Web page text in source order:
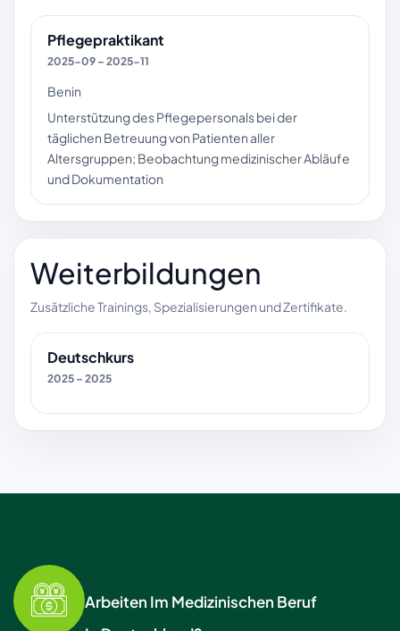
Pflegepraktikant
2025-09 – 2025-11
Benin
Unterstützung des Pflegepersonals bei der
täglichen Betreuung von Patienten aller
Altersgruppen; Beobachtung medizinischer Abläufe
und Dokumentation
Weiterbildungen
Zusätzliche Trainings, Spezialisierungen und Zertifikate.
Deutschkurs
2025 – 2025
Arbeiten Im Medizinischen Beruf